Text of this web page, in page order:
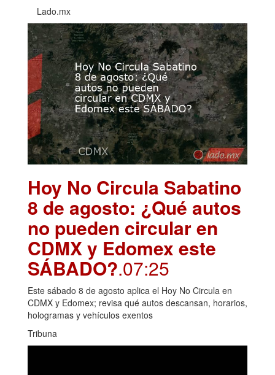
Lado.mx
Hoy No Circula Sabatino
8 de agosto: ¿Qué autos
no pueden circular en
CDMX y Edomex este
SÁBADO?.07:25
Este sábado 8 de agosto aplica el Hoy No Circula en
CDMX y Edomex; revisa qué autos descansan, horarios,
hologramas y vehículos exentos
Tribuna